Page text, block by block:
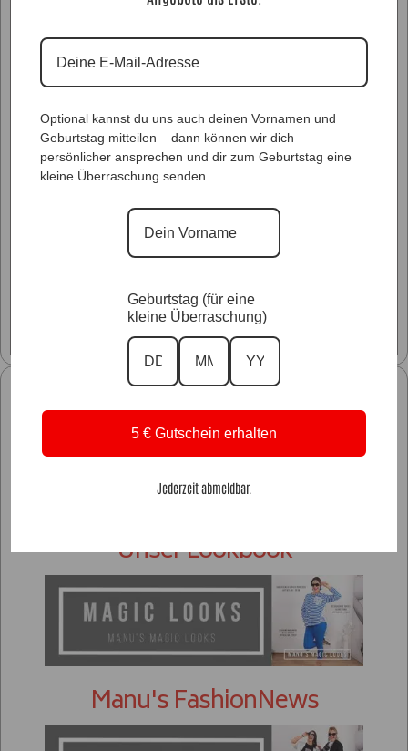
Unsere Kollektionen
Unser Lookbook
Manu's FashionNews
Optional kannst du uns auch deinen Vornamen und
Geburtstag mitteilen – dann können wir dich
persönlicher ansprechen und dir zum Geburtstag eine
kleine Überraschung senden.
Geburtstag (für eine
kleine Überraschung)
5 € Gutschein erhalten
Jederzeit abmeldbar.